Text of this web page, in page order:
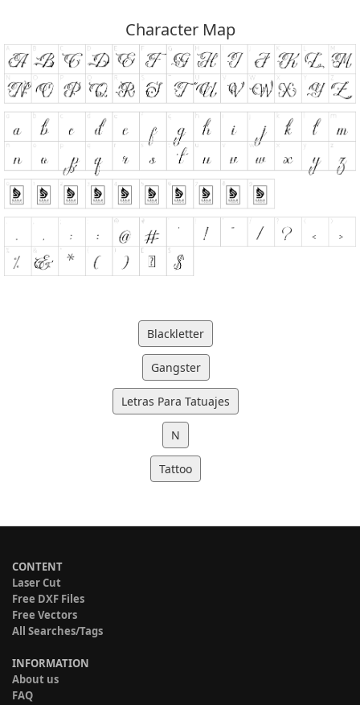
Character Map
Blackletter
Gangster
Letras Para Tatuajes
N
Tattoo
CONTENT
Laser Cut
Free DXF Files
Free Vectors
All Searches/Tags
INFORMATION
About us
FAQ